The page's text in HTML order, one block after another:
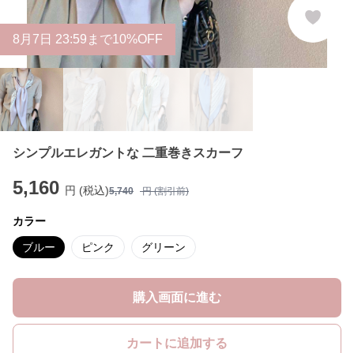
8 月 7 日 23:59まで10%OFF
シンプルエレガントな 二重巻きスカーフ
5,160 円 (税込)5,740 円 (割引前)
カラー
ブルー ピンク グリーン
購入画面に進む
カートに追加する